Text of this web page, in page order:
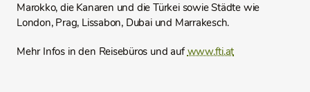
Marokko, die Kanaren und die Türkei sowie Städte wie
London, Prag, Lissabon, Dubai und Marrakesch.
Mehr Infos in den Reisebüros und aufwww.fti.at